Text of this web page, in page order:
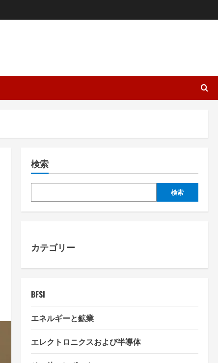
検索
検索
カテゴリー
BFSI
エネルギーと鉱業
エレクトロニクスおよび半導体